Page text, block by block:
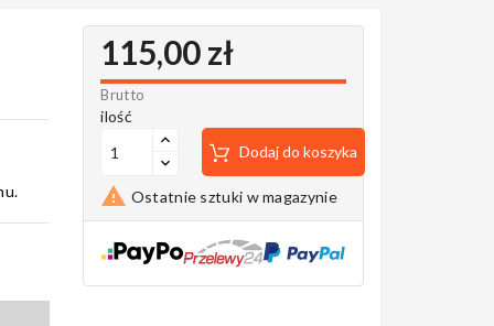
115,00 zł
Brutto
ilość
Dodaj do koszyka
 Ostatnie sztuki w magazynie